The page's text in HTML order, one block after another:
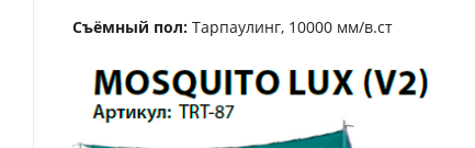
Съёмный пол: Тарпаулинг, 10000 мм/в.ст